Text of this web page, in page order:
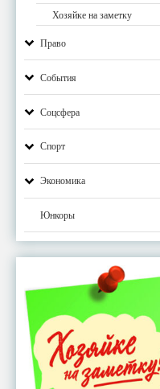
Хозяйке на заметку
Право
События
Соцсфера
Спорт
Экономика
Юнкоры